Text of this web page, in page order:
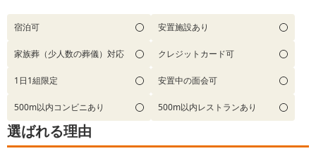
宿泊可 安置施設あり
家族葬（少人数の葬儀）対応 クレジットカード可
1日1組限定 安置中の面会可
500m以内コンビニあり 500m以内レストランあり
選ばれる理由